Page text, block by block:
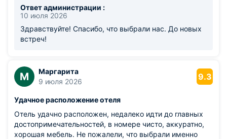
Ответ администрации :
10 июля 2026
Здравствуйте! Спасибо, что выбрали нас. До новых
встреч!
М
Маргарита
9 июля 2026
9.3
Удачное расположение отеля
Отель удачно расположен, недалеко идти до главных
достопримечательностей, в номере чисто, аккуратно,
хорошая мебель. Не пожалели, что выбрали именно